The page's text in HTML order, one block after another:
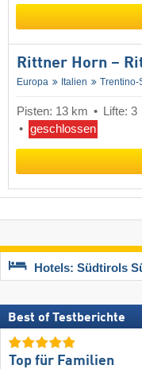
Rittner Horn –
Europa Italien Trentino-
Pisten: 13 km Lifte: 3
geschlossen
Hotels: Südtirols
Best of Testberichte
Top für Familien